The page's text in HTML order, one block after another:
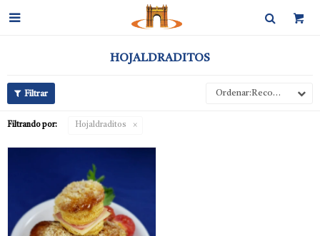

HOJALDRADITOS
Recomendados
Filtrando por: Hojaldraditos